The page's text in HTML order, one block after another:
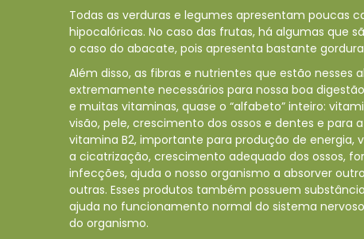
Todas as verduras e legumes apresentam poucas
hipocalóricas. No caso das frutas, há algumas que
o caso do abacate, pois apresenta bastante
Além disso, as fibras e nutrientes que estão nesses
extremamente necessários para nossa boa
e muitas vitaminas, quase o “alfabeto” inteiro:
visão, pele, crescimento dos ossos e dentes e para
vitamina B2, importante para produção de energia,
a cicatrização, crescimento adequado dos ossos,
infecções, ajuda o nosso organismo a absorver
outras. Esses produtos também possuem
ajuda no funcionamento normal do sistema
do organismo.